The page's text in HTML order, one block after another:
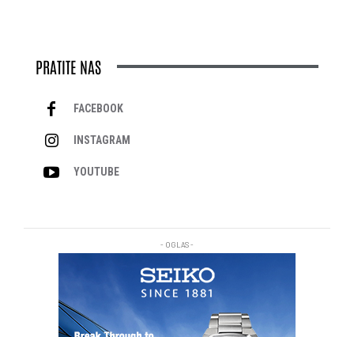
PRATITE NAS
FACEBOOK
INSTAGRAM
YOUTUBE
- OGLAS -